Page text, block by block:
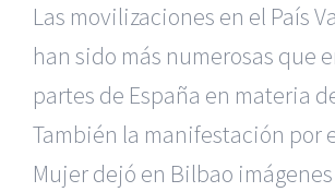
Las movilizaciones en el País
han sido más numerosas que
partes de España en materia
También la manifestación por
Mujer dejó en Bilbao imágenes